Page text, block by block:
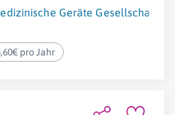
Geräte Gesellschaft
pro Jahr